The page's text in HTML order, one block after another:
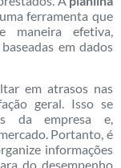
ferramenta que
maneira efetiva,
em dados
em atrasos nas
geral. Isso se
da empresa e,
Portanto, é
informações
do desempenho